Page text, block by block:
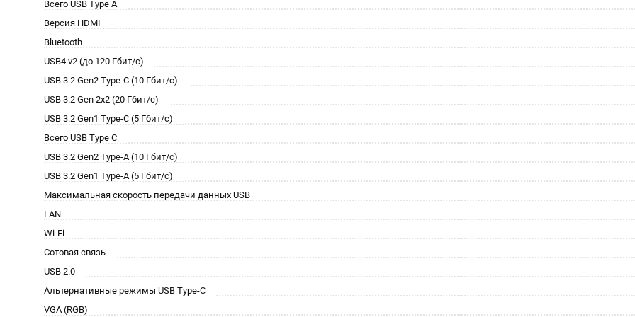
Всего USB Type A
Версия HDMI
Bluetooth
USB4 v2 (до 120 Гбит/с)
USB 3.2 Gen2 Type-C (10 Гбит/с)
USB 3.2 Gen 2x2 (20 Гбит/с)
USB 3.2 Gen1 Type-C (5 Гбит/с)
Всего USB Type C
USB 3.2 Gen2 Type-A (10 Гбит/с)
USB 3.2 Gen1 Type-A (5 Гбит/с)
Максимальная скорость передачи данных USB
LAN
Wi-Fi
Сотовая связь
USB 2.0
Альтернативные режимы USB Type-C
VGA (RGB)